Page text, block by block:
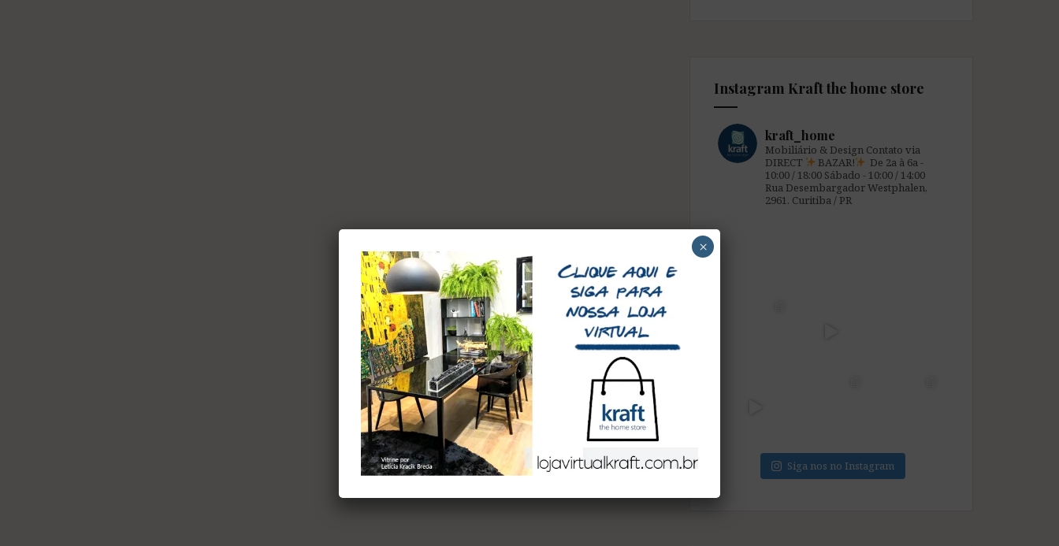
Instagram Kraft the home store
kraft_home
Mobiliário & DesignContato via
DIRECT
BAZAR!
De 2a à 6a -
10:00 / 18:00Sábado - 10:00 / 14:00
Rua Desembargador Westphalen,
2961. Curitiba / PR
Siga nos no Instagram
×